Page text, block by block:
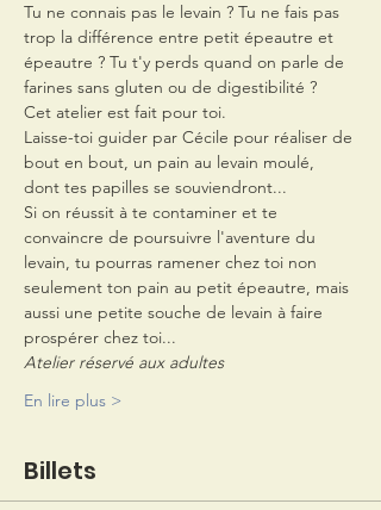
Tu ne connais pas le levain ? Tu ne fais pas
trop la différence entre petit épeautre et
épeautre ? Tu t'y perds quand on parle de
farines sans gluten ou de digestibilité ?
Cet atelier est fait pour toi.
Laisse-toi guider par Cécile pour réaliser de
bout en bout, un pain au levain moulé,
dont tes papilles se souviendront...
Si on réussit à te contaminer et te
convaincre de poursuivre l'aventure du
levain, tu pourras ramener chez toi non
seulement ton pain au petit épeautre, mais
aussi une petite souche de levain à faire
prospérer chez toi...
Atelier réservé aux adultes
En lire plus >
Billets